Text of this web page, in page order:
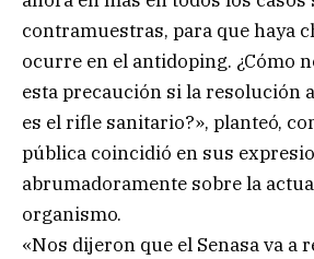
contramuestras, para que haya
ocurre en el antidoping. ¿Cómo
esta precaución si la resolución
es el rifle sanitario?», planteó,
pública coincidió en sus
abrumadoramente sobre la
organismo.
«Nos dijeron que el Senasa va a